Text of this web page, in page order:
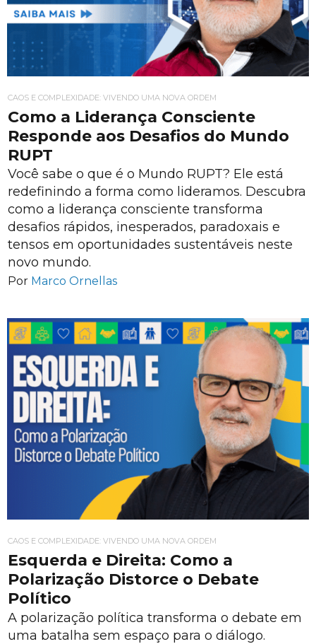
CAOS E COMPLEXIDADE: VIVENDO UMA NOVA ORDEM
Como a Liderança Consciente
Responde aos Desafios do Mundo
RUPT
Você sabe o que é o Mundo RUPT? Ele está
redefinindo a forma como lideramos. Descubra
como a liderança consciente transforma
desafios rápidos, inesperados, paradoxais e
tensos em oportunidades sustentáveis neste
novo mundo.
Por Marco Ornellas
CAOS E COMPLEXIDADE: VIVENDO UMA NOVA ORDEM
Esquerda e Direita: Como a
Polarização Distorce o Debate
Político
A polarização política transforma o debate em
uma batalha sem espaço para o diálogo.